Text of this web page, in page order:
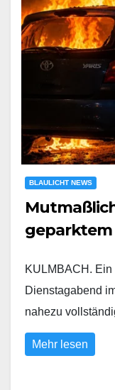
BLAULICHT NEWS
KULMBACH. Ein
Dienstagabend
nahezu
Mehr lesen